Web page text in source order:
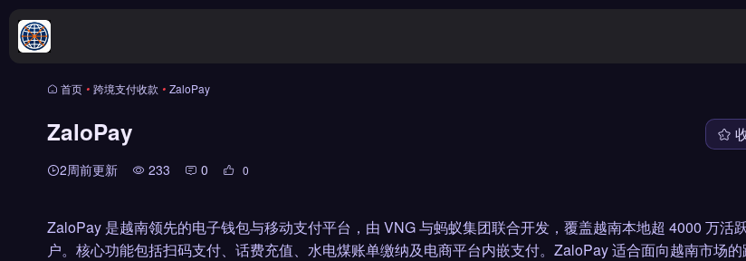
首页 • 跨境支付收款 • ZaloPay
ZaloPay
2周前更新 233 0 0
ZaloPay 是越南领先的电子钱包与移动支付平台，由 VNG 与蚂蚁集团联合开发，覆盖越南本地超 4000 万活
户。核心功能包括扫码支付、话费充值、水电煤账单缴纳及电商平台内嵌支付。ZaloPay 适合面向越南市场